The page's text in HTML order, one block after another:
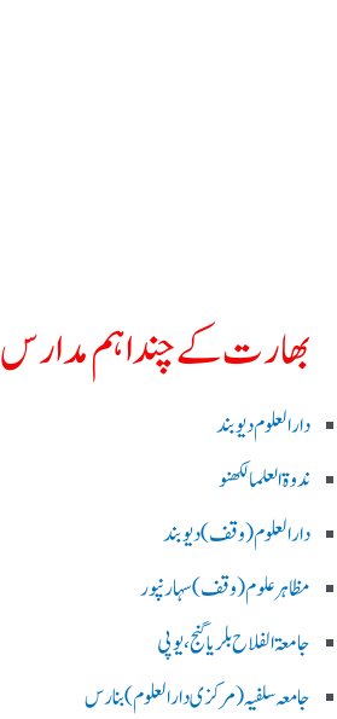
بھارت کے چند اہم مدارس
دارالعلوم دیوبند
ندوۃالعلما لکھنو
دارالعلوم (وقف)دیوبند
مظاہرعلوم (وقف)سہارنپور
جامعۃ الفلاح بلریاگنج،یوپی
جامعہ سلفیہ(مرکزی دارالعلوم )بنارس